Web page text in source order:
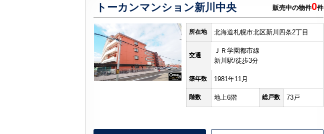
トーカンマンション新川中央 販売中の物件0件
所在地 北海道札幌市北区新川四条2丁目
交通
ＪＲ学園都市線
新川駅/徒歩3分
築年数 1981年11月
階数 地上6階 総戸数 73戸